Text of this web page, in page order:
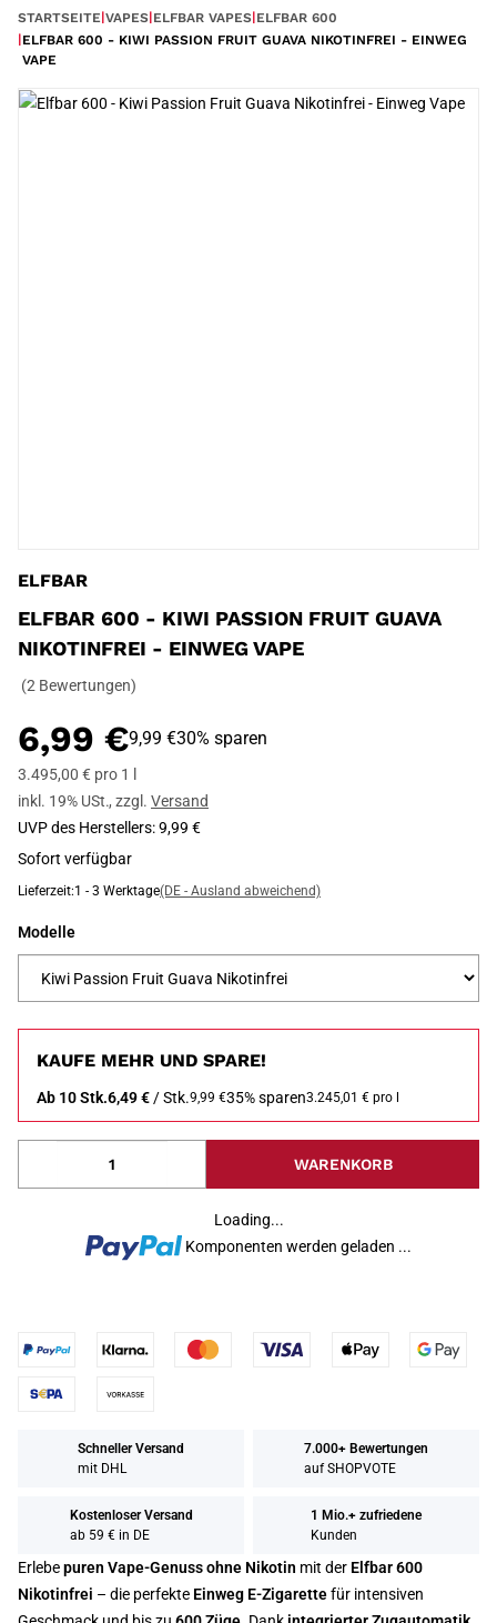
STARTSEITE VAPES ELFBAR VAPES ELFBAR 600
ELFBAR 600 - KIWI PASSION FRUIT GUAVA NIKOTINFREI - EINWEG
VAPE
ELFBAR
ELFBAR 600 - KIWI PASSION FRUIT GUAVA
NIKOTINFREI - EINWEG VAPE
(2 Bewertungen)
6,99 €9,99 €30% sparen
3.495,00 € pro 1 l
inkl. 19% USt., zzgl. Versand
UVP des Herstellers:9,99 €
Sofort verfügbar
Lieferzeit:1 - 3 Werktage(DE - Ausland abweichend)
Modelle
KAUFE MEHR UND SPARE!
Ab 10 Stk.6,49 € / Stk.9,99 €35% sparen3.245,01 € pro l
WARENKORB
Loading...
Komponenten werden geladen ...
Schneller Versand
mit DHL
7.000+ Bewertungen
auf SHOPVOTE
Kostenloser Versand
ab 59 € in DE
1 Mio.+ zufriedene
Kunden
Erlebepuren Vape-Genuss ohne Nikotin mit der Elfbar 600
Nikotinfrei – die perfekte Einweg E-Zigarettefür intensiven